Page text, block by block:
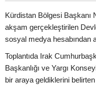
Kürdistan Bölgesi Başkanı
akşam gerçekleştirilen
sosyal medya hesabından
Toplantıda Irak
Başkanlığı ve Yargı
bir araya geldiklerini